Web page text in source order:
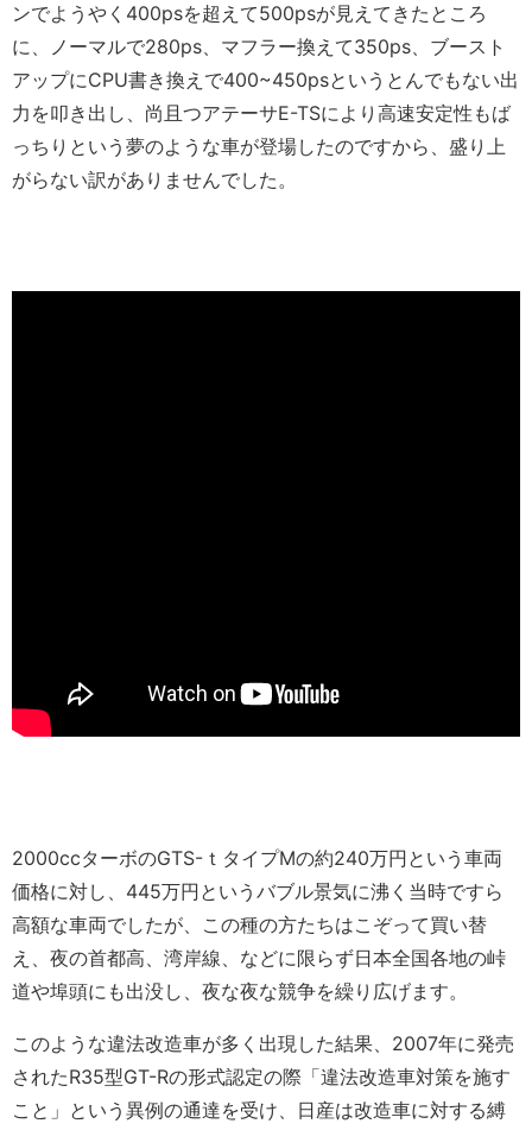
ンでようやく400psを超えて500psが見えてきたところ
に、ノーマルで280ps、マフラー換えて350ps、ブースト
アップにCPU書き換えで400~450psというとんでもない出
力を叩き出し、尚且つアテーサE-TSにより高速安定性もば
っちりという夢のような車が登場したのですから、盛り上
がらない訳がありませんでした。
2000ccターボのGTS-ｔタイプMの約240万円という車両
価格に対し、445万円というバブル景気に沸く当時ですら
高額な車両でしたが、この種の方たちはこぞって買い替
え、夜の首都高、湾岸線、などに限らず日本全国各地の峠
道や埠頭にも出没し、夜な夜な競争を繰り広げます。
このような違法改造車が多く出現した結果、2007年に発売
されたR35型GT-Rの形式認定の際「違法改造車対策を施す
こと」という異例の通達を受け、日産は改造車に対する縛